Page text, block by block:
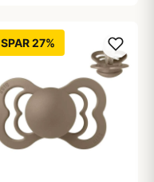
SPAR 27%